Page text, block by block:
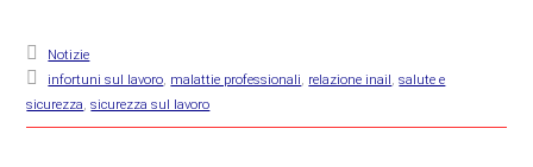
Notizie
infortuni sul lavoro, malattie professionali, relazione inail ,salute e
sicurezza,sicurezza sul lavoro